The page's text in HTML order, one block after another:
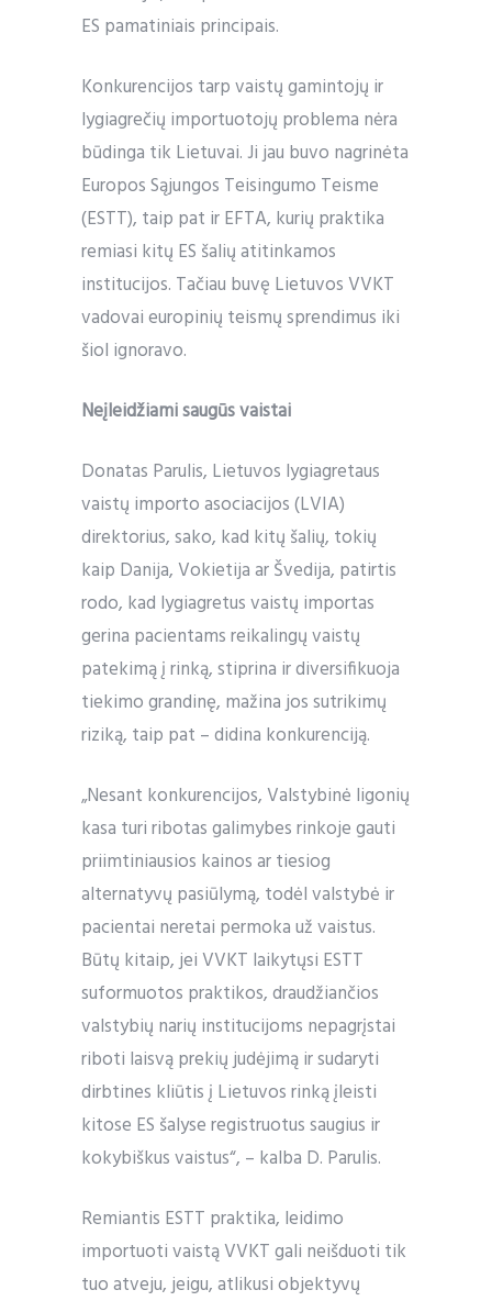
ES pamatiniais principais.
Konkurencijos tarp vaistų gamintojų ir
lygiagrečių importuotojų problema nėra
būdinga tik Lietuvai. Ji jau buvo nagrinėta
Europos Sąjungos Teisingumo Teisme
(ESTT), taip pat ir EFTA, kurių praktika
remiasi kitų ES šalių atitinkamos
institucijos. Tačiau buvę Lietuvos VVKT
vadovai europinių teismų sprendimus iki
šiol ignoravo.
Neįleidžiami saugūs vaistai
Donatas Parulis, Lietuvos lygiagretaus
vaistų importo asociacijos (LVIA)
direktorius, sako, kad kitų šalių, tokių
kaip Danija, Vokietija ar Švedija, patirtis
rodo, kad lygiagretus vaistų importas
gerina pacientams reikalingų vaistų
patekimą į rinką, stiprina ir diversifikuoja
tiekimo grandinę, mažina jos sutrikimų
riziką, taip pat – didina konkurenciją.
„Nesant konkurencijos, Valstybinė ligonių
kasa turi ribotas galimybes rinkoje gauti
priimtiniausios kainos ar tiesiog
alternatyvų pasiūlymą, todėl valstybė ir
pacientai neretai permoka už vaistus.
Būtų kitaip, jei VVKT laikytųsi ESTT
suformuotos praktikos, draudžiančios
valstybių narių institucijoms nepagrįstai
riboti laisvą prekių judėjimą ir sudaryti
dirbtines kliūtis į Lietuvos rinką įleisti
kitose ES šalyse registruotus saugius ir
kokybiškus vaistus“, ­– kalba D. Parulis.
Remiantis ESTT praktika, leidimo
importuoti vaistą VVKT gali neišduoti tik
tuo atveju, jeigu, atlikusi objektyvų